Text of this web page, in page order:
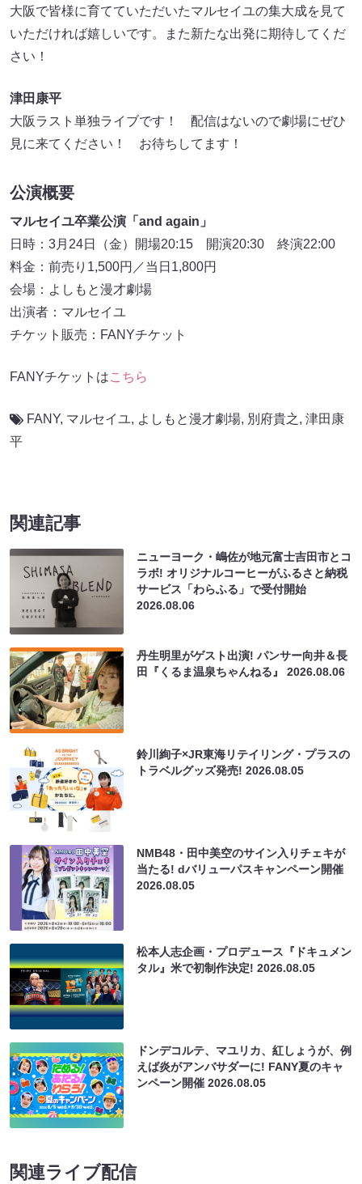
大阪で皆様に育てていただいたマルセイユの集大成を見て
いただければ嬉しいです。また新たな出発に期待してくだ
さい！
津田康平
大阪ラスト単独ライブです！ 配信はないので劇場にぜひ
見に来てください！ お待ちしてます！
公演概要
マルセイユ卒業公演「and again」
日時：3月24日（金）開場20:15 開演20:30 終演22:00
料金：前売り1,500円／当日1,800円
会場：よしもと漫才劇場
出演者：マルセイユ
チケット販売：FANYチケット
FANYチケットはこちら
FANY, マルセイユ, よしもと漫才劇場, 別府貴之, 津田康
平
関連記事
ニューヨーク・嶋佐が地元富士吉田市とコ
ラボ! オリジナルコーヒーがふるさと納税
サービス「わらふる」で受付開始
2026.08.06
丹生明里がゲスト出演! パンサー向井＆長
田『くるま温泉ちゃんねる』2026.08.06
鈴川絢子×JR東海リテイリング・プラスの
トラベルグッズ発売!2026.08.05
NMB48・田中美空のサイン入りチェキが
当たる! dバリューパスキャンペーン開催
2026.08.05
松本人志企画・プロデュース『ドキュメン
タル』米で初制作決定!2026.08.05
ドンデコルテ、マユリカ、紅しょうが、例
えば炎がアンバサダーに! FANY夏のキャ
ンペーン開催2026.08.05
関連ライブ配信